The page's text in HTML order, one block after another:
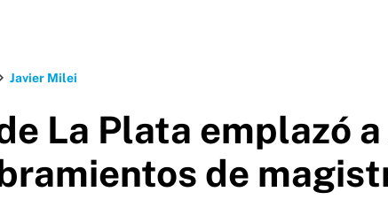
Javier Milei
La Plata emplazó
de